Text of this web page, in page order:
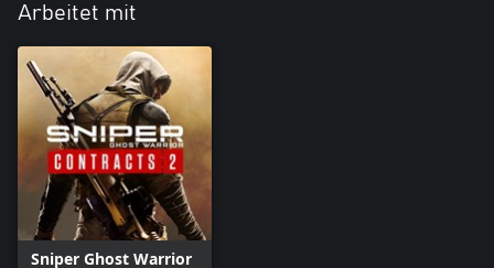
Arbeitet mit
Sniper Ghost Warrior